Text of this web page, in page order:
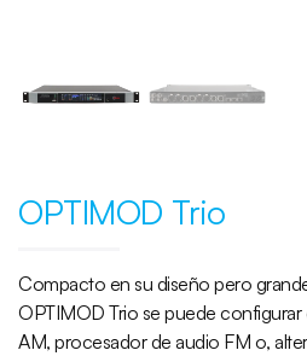
OPTIMOD Trio
Compacto en su diseño pero
OPTIMOD Trio se puede
AM, procesador de audio FM o,